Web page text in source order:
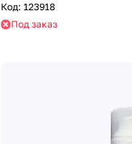
Код: 123918
Под заказ